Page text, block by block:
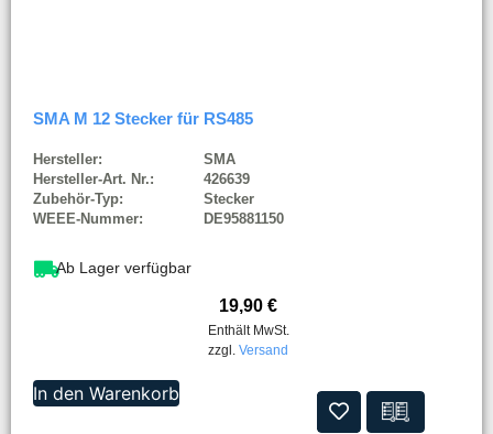
SMA M 12 Stecker für RS485
Hersteller:
SMA
Hersteller-Art. Nr.:
426639
Zubehör-Typ:
Stecker
WEEE-Nummer:
DE95881150
Ab Lager verfügbar
19,90 €
Enthält MwSt.
zzgl. Versand
In den Warenkorb